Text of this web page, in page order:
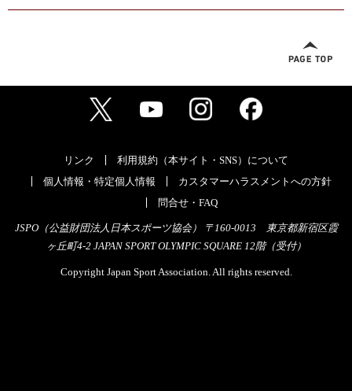
リンク
利用規約（本サイト・SNS）について
個人情報・特定個人情報
カスタマーハラスメントへの方針
問合せ・FAQ
JSPO（公益財団法人日本スポーツ協会） 〒160-0013 東京都新宿区霞
ヶ丘町4-2 JAPAN SPORT OLYMPIC SQUARE 12階（受付）
Copyright Japan Sport Association. All rights reserved.